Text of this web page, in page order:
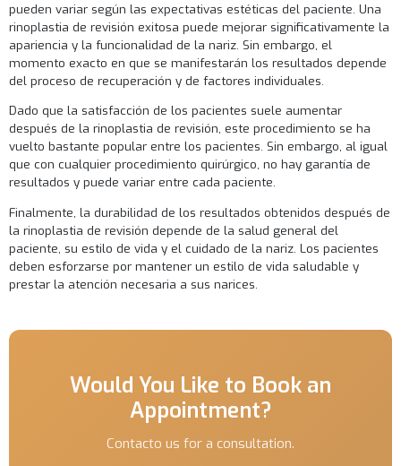
pueden variar según las expectativas estéticas del paciente. Una
rinoplastia de revisión exitosa puede mejorar significativamente la
apariencia y la funcionalidad de la nariz. Sin embargo, el
momento exacto en que se manifestarán los resultados depende
del proceso de recuperación y de factores individuales.
Dado que la satisfacción de los pacientes suele aumentar
después de la rinoplastia de revisión, este procedimiento se ha
vuelto bastante popular entre los pacientes. Sin embargo, al igual
que con cualquier procedimiento quirúrgico, no hay garantía de
resultados y puede variar entre cada paciente.
Finalmente, la durabilidad de los resultados obtenidos después de
la rinoplastia de revisión depende de la salud general del
paciente, su estilo de vida y el cuidado de la nariz. Los pacientes
deben esforzarse por mantener un estilo de vida saludable y
prestar la atención necesaria a sus narices.
Would You Like to Book an
Appointment?
Contacto us for a consultation.